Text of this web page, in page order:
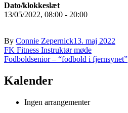
Dato/klokkeslæt
13/05/2022, 08:00 - 20:00
By Connie Zepernick13. maj 2022
Indlægsnavigation
FK Fitness Instruktør møde
Fodboldsenior – “fodbold i fjernsynet”
Kalender
Ingen arrangementer